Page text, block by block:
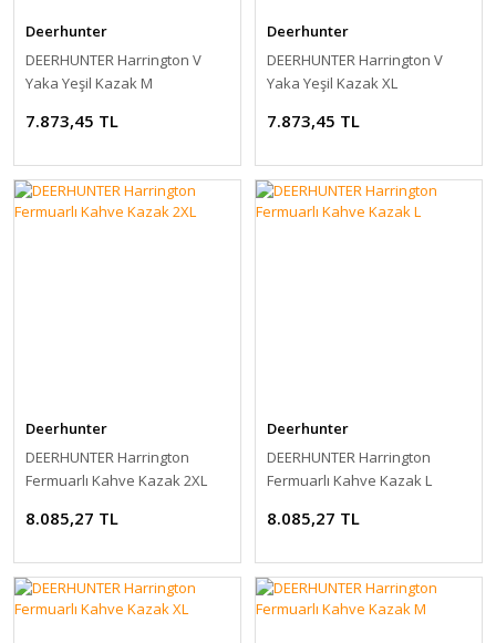
Deerhunter
DEERHUNTER Harrington V
Yaka Yeşil Kazak M
7.873,45 TL
Deerhunter
DEERHUNTER Harrington V
Yaka Yeşil Kazak XL
7.873,45 TL
Deerhunter
DEERHUNTER Harrington
Fermuarlı Kahve Kazak 2XL
8.085,27 TL
Deerhunter
DEERHUNTER Harrington
Fermuarlı Kahve Kazak L
8.085,27 TL